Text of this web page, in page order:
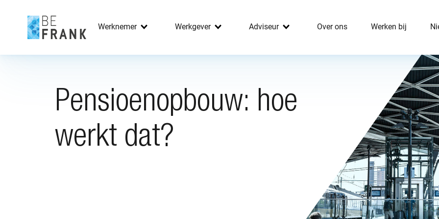
Werknemer Werkgever Adviseur Over ons Werken bij
Pensioenopbouw: hoe
werkt dat?